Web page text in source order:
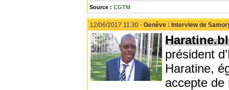
Source : CGTM
12/06/2017 11:30 - Genève : Interview de
président
Haratine,
accepte de